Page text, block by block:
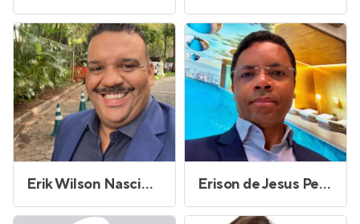
Erik Wilson Nascimento Oliveira Erison de Jesus Pereira